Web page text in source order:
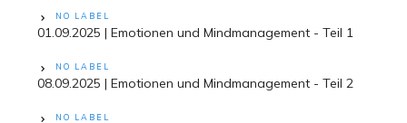
NO LABEL
01.09.2025 | Emotionen und Mindmanagement - Teil 1
NO LABEL
08.09.2025 | Emotionen und Mindmanagement - Teil 2
NO LABEL